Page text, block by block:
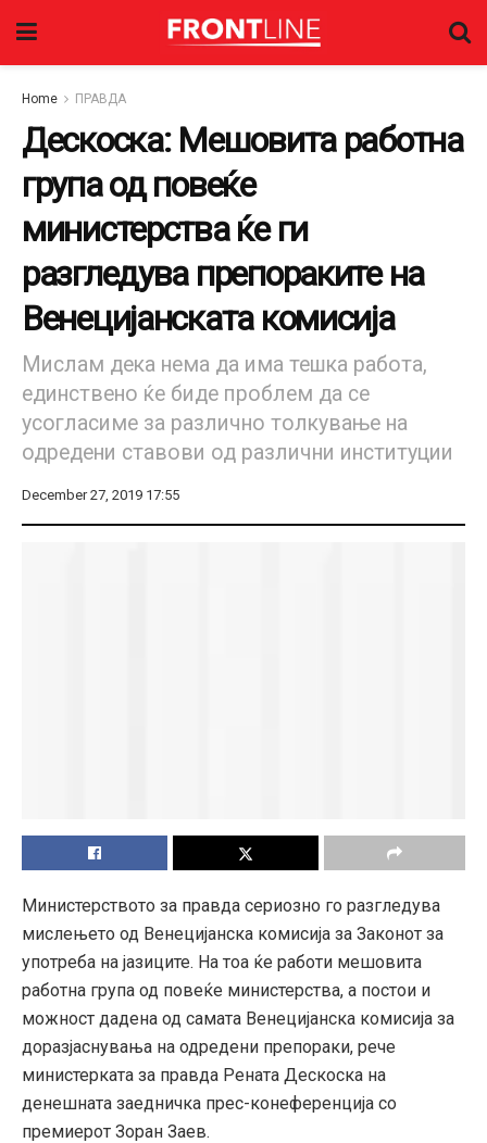
Home ПРАВДА
Дескоска: Мешовита работна
група од повеќе
министерства ќе ги
разгледува препораките на
Венецијанската комисија
Мислам дека нема да има тешка работа,
единствено ќе биде проблем да се
усогласиме за различно толкување на
одредени ставови од различни институции
December 27, 2019 17:55
Министерството за правда сериозно го разгледува
мислењето од Венецијанска комисија за Законот за
употреба на јазиците. На тоа ќе работи мешовита
работна група од повеќе министерства, а постои и
можност дадена од самата Венецијанска комисија за
доразјаснувања на одредени препораки, рече
министерката за правда Рената Дескоска на
денешната заедничка прес-конеференција со
премиерот Зоран Заев.